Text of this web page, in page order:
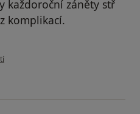
každoroční záněty stř
komplikací.
Váš účet byl odstraněn